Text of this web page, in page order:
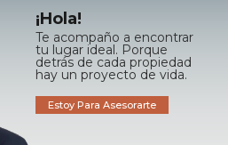
¡Hola!
Te acompaño a encontrar
tu lugar ideal. Porque
detrás de cada propiedad
hay un proyecto de vida.
Estoy Para Asesorarte